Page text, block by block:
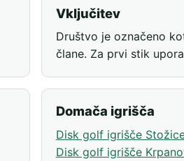
Vključitev
Društvo je označeno
člane. Za prvi stik
Domača igrišča
Disk golf igrišče
Disk golf igrišče